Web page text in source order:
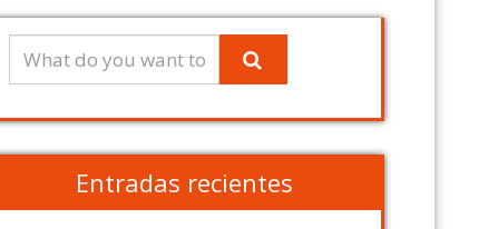
Entradas recientes